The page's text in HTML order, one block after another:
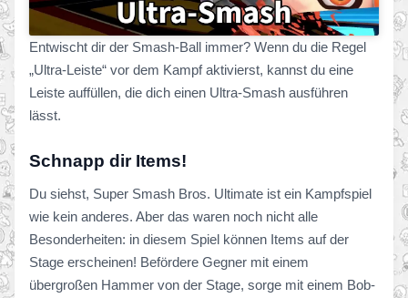
Entwischt dir der Smash-Ball immer? Wenn du die Regel
„Ultra-Leiste“ vor dem Kampf aktivierst, kannst du eine
Leiste auffüllen, die dich einen Ultra-Smash ausführen
lässt.
Schnapp dir Items!
Du siehst, Super Smash Bros. Ultimate ist ein Kampfspiel
wie kein anderes. Aber das waren noch nicht alle
Besonderheiten: in diesem Spiel können Items auf der
Stage erscheinen! Befördere Gegner mit einem
übergroßen Hammer von der Stage, sorge mit einem Bob-